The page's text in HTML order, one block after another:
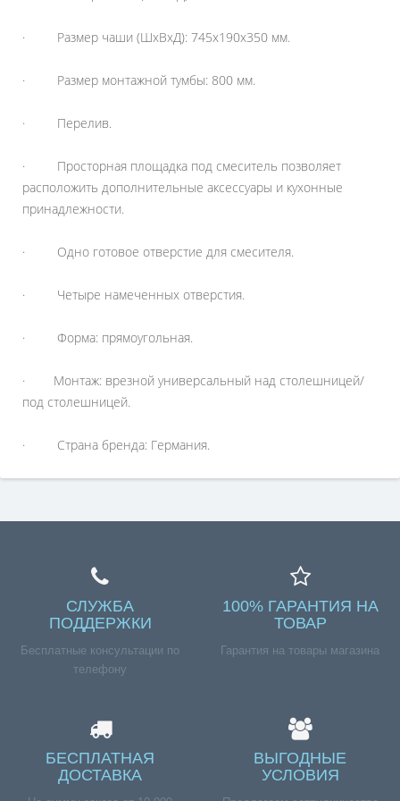
· Размер чаши (ШхВхД): 745х190х350 мм.
· Размер монтажной тумбы: 800 мм.
· Перелив.
· Просторная площадка под смеситель позволяет
расположить дополнительные аксессуары и кухонные
принадлежности.
· Одно готовое отверстие для смесителя.
· Четыре намеченных отверстия.
· Форма: прямоугольная.
· Монтаж: врезной универсальный над столешницей/
под столешницей.
· Страна бренда: Германия.
СЛУЖБА
ПОДДЕРЖКИ
Бесплатные консультации по
телефону
100% ГАРАНТИЯ НА
ТОВАР
Гарантия на товары магазина
БЕСПЛАТНАЯ
ДОСТАВКА
ВЫГОДНЫЕ
УСЛОВИЯ